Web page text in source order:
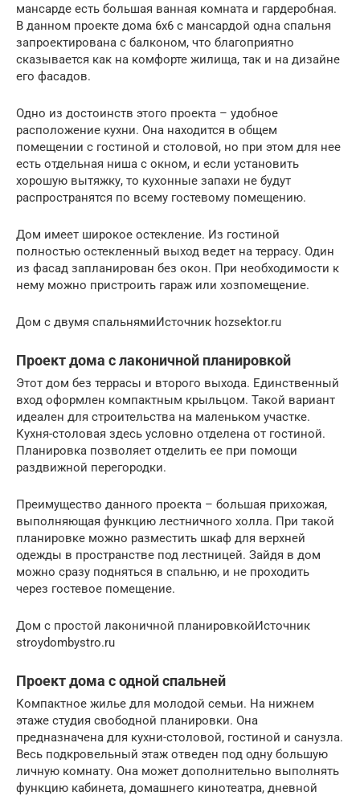
мансарде есть большая ванная комната и гардеробная.
В данном проекте дома 6х6 с мансардой одна спальня
запроектирована с балконом, что благоприятно
сказывается как на комфорте жилища, так и на дизайне
его фасадов.
Одно из достоинств этого проекта – удобное
расположение кухни. Она находится в общем
помещении с гостиной и столовой, но при этом для нее
есть отдельная ниша с окном, и если установить
хорошую вытяжку, то кухонные запахи не будут
распространятся по всему гостевому помещению.
Дом имеет широкое остекление. Из гостиной
полностью остекленный выход ведет на террасу. Один
из фасад запланирован без окон. При необходимости к
нему можно пристроить гараж или хозпомещение.
Дом с двумя спальнямиИсточник hozsektor.ru
Проект дома с лаконичной планировкой
Этот дом без террасы и второго выхода. Единственный
вход оформлен компактным крыльцом. Такой вариант
идеален для строительства на маленьком участке.
Кухня-столовая здесь условно отделена от гостиной.
Планировка позволяет отделить ее при помощи
раздвижной перегородки.
Преимущество данного проекта – большая прихожая,
выполняющая функцию лестничного холла. При такой
планировке можно разместить шкаф для верхней
одежды в пространстве под лестницей. Зайдя в дом
можно сразу подняться в спальню, и не проходить
через гостевое помещение.
Дом с простой лаконичной планировкойИсточник
stroydombystro.ru
Проект дома с одной спальней
Компактное жилье для молодой семьи. На нижнем
этаже студия свободной планировки. Она
предназначена для кухни-столовой, гостиной и санузла.
Весь подкровельный этаж отведен под одну большую
личную комнату. Она может дополнительно выполнять
функцию кабинета, домашнего кинотеатра, дневной